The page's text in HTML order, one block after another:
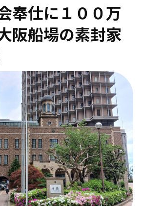
奉仕に１００万
阪船場の素封家